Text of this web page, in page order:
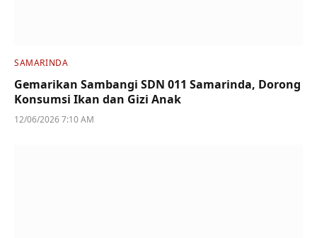
SAMARINDA
Gemarikan Sambangi SDN 011 Samarinda, Dorong
Konsumsi Ikan dan Gizi Anak
12/06/2026 7:10 AM